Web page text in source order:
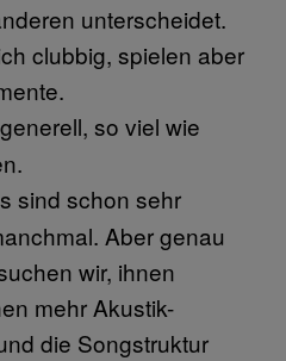
unterscheidet.
clubbig, spielen aber
so viel wie
sind schon sehr
Aber genau
wir, ihnen
mehr Akustik-
die Songstruktur